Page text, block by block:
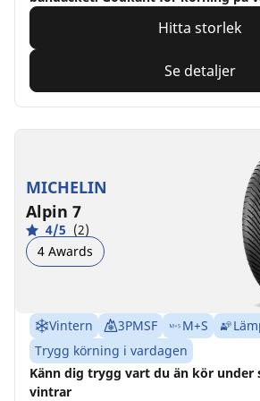
Hitta storlek
Se detaljer
MICHELIN
Alpin 7
4/5 (2)
4 Awards
Vintern 3PMSF M+S
Trygg körning i vardagen
Känn dig trygg vart du än kör under
vintrar